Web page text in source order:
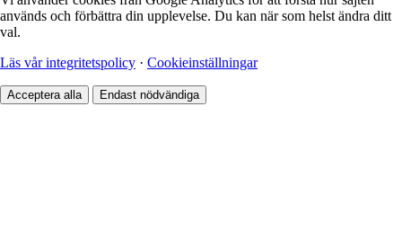
används och förbättra din upplevelse. Du kan när som helst ändra ditt
val.
Läs vår integritetspolicy · Cookieinställningar
Acceptera alla Endast nödvändiga